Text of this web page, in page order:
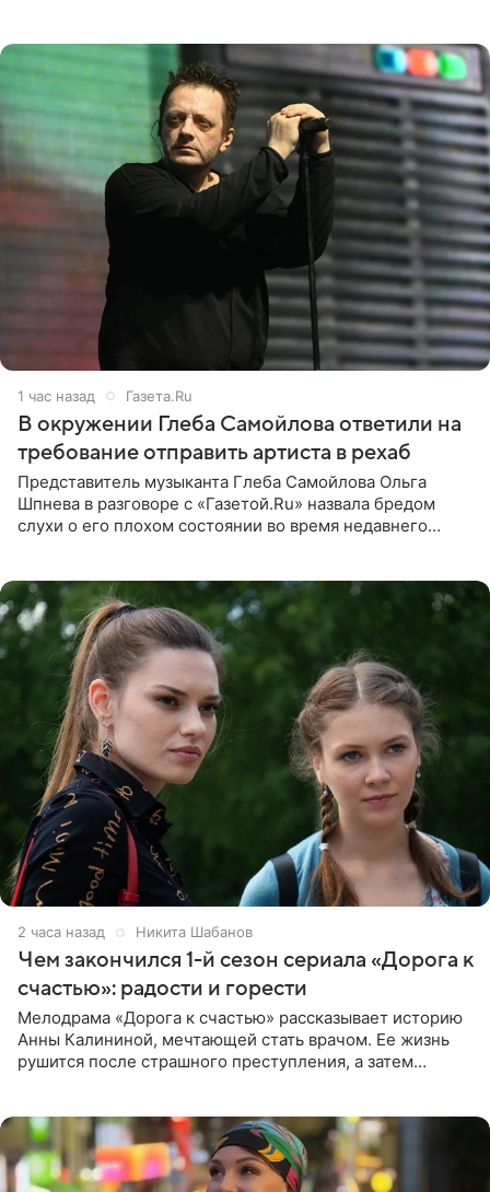
1 час назад Газета.Ru
В окружении Глеба Самойлова ответили на
требование отправить артиста в рехаб
Представитель музыканта Глеба Самойлова Ольга
Шпнева в разговоре с «Газетой.Ru» назвала бредом
слухи о его плохом состоянии во время недавнего
2 часа назад Никита Шабанов
Чем закончился 1-й сезон сериала «Дорога к
счастью»: радости и горести
Мелодрама «Дорога к счастью» рассказывает историю
Анны Калининой, мечтающей стать врачом. Ее жизнь
рушится после страшного преступления, а затем